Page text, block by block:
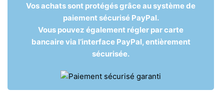
Vos achats sont protégés grâce au système de
paiement sécurisé PayPal.
Vous pouvez également régler par carte
bancaire via l’interface PayPal, entièrement
sécurisée.